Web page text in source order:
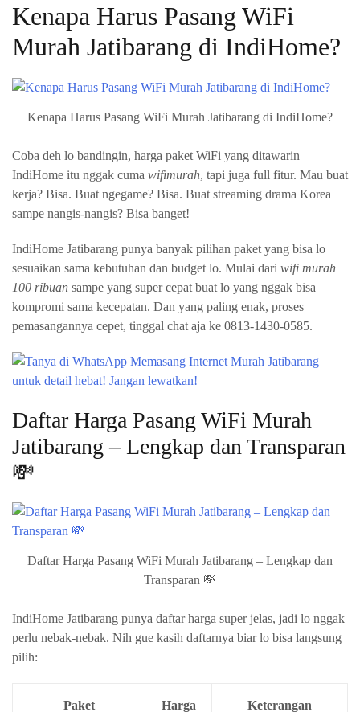
Kenapa Harus Pasang WiFi
Murah Jatibarang di IndiHome?
Kenapa Harus Pasang WiFi Murah Jatibarang di IndiHome?
Coba deh lo bandingin, harga paket WiFi yang ditawarin
IndiHome itu nggak cuma wifimurah, tapi juga full fitur. Mau buat
kerja? Bisa. Buat ngegame? Bisa. Buat streaming drama Korea
sampe nangis-nangis? Bisa banget!
IndiHome Jatibarang punya banyak pilihan paket yang bisa lo
sesuaikan sama kebutuhan dan budget lo. Mulai dari wifi murah
100 ribuan sampe yang super cepat buat lo yang nggak bisa
kompromi sama kecepatan. Dan yang paling enak, proses
pemasangannya cepet, tinggal chat aja ke 0813-1430-0585.
Daftar Harga Pasang WiFi Murah
Jatibarang – Lengkap dan Transparan
💸
Daftar Harga Pasang WiFi Murah Jatibarang – Lengkap dan
Transparan 💸
IndiHome Jatibarang punya daftar harga super jelas, jadi lo nggak
perlu nebak-nebak. Nih gue kasih daftarnya biar lo bisa langsung
pilih:
Paket Harga Keterangan